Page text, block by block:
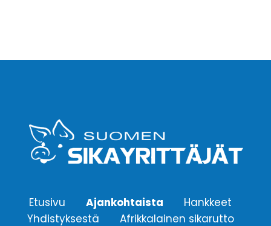
Etusivu Ajankohtaista
Hankkeet
Yhdistyksestä
Afrikkalainen sikarutto